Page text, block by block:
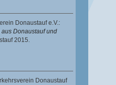
Donaustauf e.V.:
Donaustauf und
2015.
Donaustauf